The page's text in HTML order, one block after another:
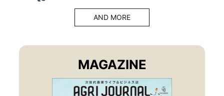
AND MORE
MAGAZINE